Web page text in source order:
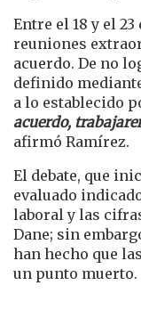
Entre el 18 y el
reuniones
acuerdo. De no
definido
a lo establecido
acuerdo,
afirmó Ramírez.
El debate, que
evaluado
laboral y las
Dane; sin
han hecho que
un punto muerto.